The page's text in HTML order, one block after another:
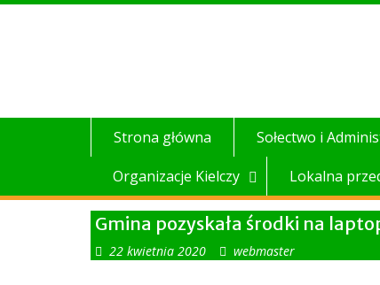
Skip
Strona główna Sołectwo i
Organizacje Kielczy
Lokalna
Gmina pozyskała środki na
22 kwietnia 2020 webmaster